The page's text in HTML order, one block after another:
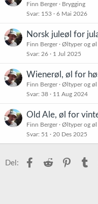
Finn Berger
Brygging
Svar 153 6 Mai 2026
Norsk juleøl for
Finn Berger
Øltyper og øl
Svar 26 1 Jul 2025
Wienerøl, øl for
Finn Berger
Øltyper og øl
Svar 38 11 Aug 2024
Old Ale, øl for
Finn Berger
Øltyper og øl
Svar 51 20 Des 2025
Del: Facebook
Reddit